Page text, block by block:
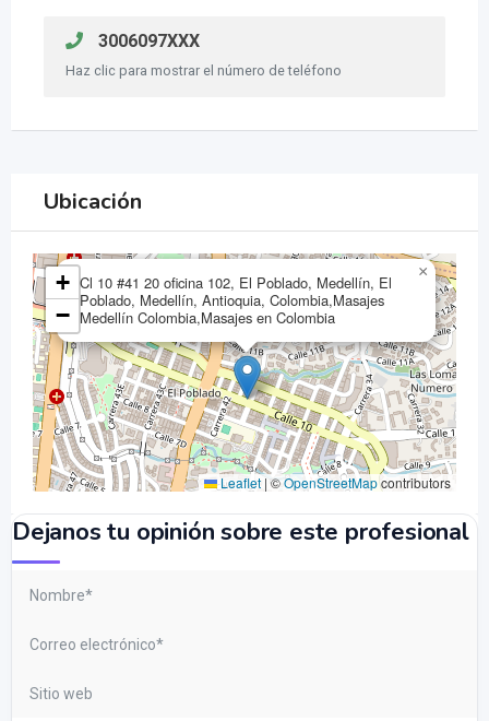
3006097XXX
Haz clic para mostrar el número de teléfono
Ubicación
Cl 10 #41 20 oficina 102, El Poblado, Medellín, El
Poblado, Medellín, Antioquia, Colombia,Masajes
Medellín Colombia,Masajes en Colombia
×
+
−
Leaflet | ©OpenStreetMapcontributors
Dejanos tu opinión sobre este profesional